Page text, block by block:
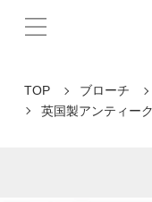
TOP ブローチ
英国製アンティー